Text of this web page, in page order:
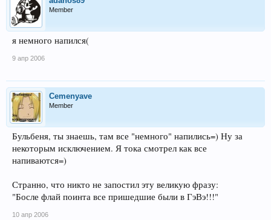
Member
я немного напился(
9 апр 2006
Cemenyave
Member
Бульбеня, ты знаешь, там все "немного" напились=) Ну за
некоторым исключением. Я тока смотрел как все
напиваются=)
Странно, что никто не запостил эту великую фразу:
"Босле флай поинта все пришедшие были в ГэВэ!!!"
10 апр 2006